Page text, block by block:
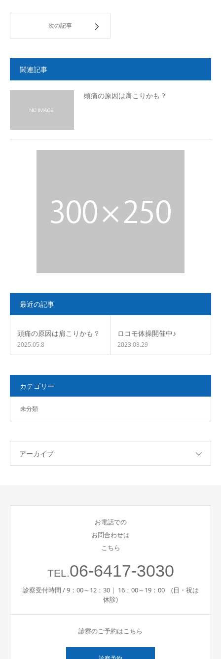
次の記事
関連記事
頭痛の原因は肩こりかも？
最近の記事
頭痛の原因は肩こりかも？
2025.05.8
ロコモ体操開催中♪
2023.08.29
カテゴリー
未分類
アーカイブ
お電話での
お問合わせは
こちら
TEL.06-6417-3030
診察受付時間 / 9：00～12：30｜ 16：00～19：00 (日・祝は
休診)
診察のご予約はこちら